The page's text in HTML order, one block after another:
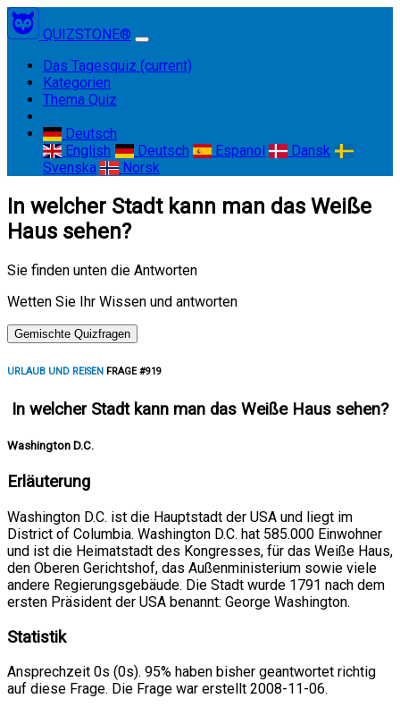
QUIZSTONE®
Das Tagesquiz (current)
Kategorien
Thema Quiz
Deutsch
English
Deutsch Espanol
Dansk
Svenska
Norsk
In welcher Stadt kann man das Weiße
Haus sehen?
Sie finden unten die Antworten
Wetten Sie Ihr Wissen und antworten
Gemischte Quizfragen
URLAUB UND REISEN FRAGE #919
In welcher Stadt kann man das Weiße Haus sehen?
Washington D.C.
Erläuterung
Washington D.C. ist die Hauptstadt der USA und liegt im
District of Columbia. Washington D.C. hat 585.000 Einwohner
und ist die Heimatstadt des Kongresses, für das Weiße Haus,
den Oberen Gerichtshof, das Außenministerium sowie viele
andere Regierungsgebäude. Die Stadt wurde 1791 nach dem
ersten Präsident der USA benannt: George Washington.
Statistik
Ansprechzeit 0s (0s). 95% haben bisher geantwortet richtig
auf diese Frage. Die Frage war erstellt 2008-11-06.